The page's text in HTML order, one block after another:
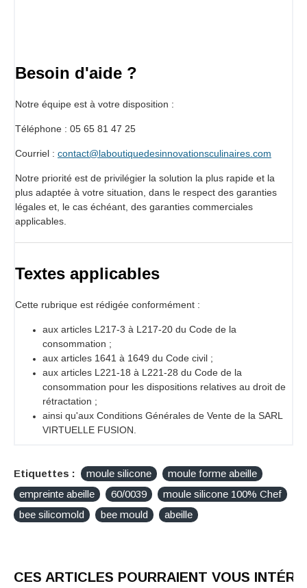
Besoin d'aide ?
Notre équipe est à votre disposition :
Téléphone : 05 65 81 47 25
Courriel : contact@laboutiquedesinnovationsculinaires.com
Notre priorité est de privilégier la solution la plus rapide et la
plus adaptée à votre situation, dans le respect des garanties
légales et, le cas échéant, des garanties commerciales
applicables.
Textes applicables
Cette rubrique est rédigée conformément :
aux articles L217-3 à L217-20 du Code de la
consommation ;
aux articles 1641 à 1649 du Code civil ;
aux articles L221-18 à L221-28 du Code de la
consommation pour les dispositions relatives au droit de
rétractation ;
ainsi qu'aux Conditions Générales de Vente de la SARL
VIRTUELLE FUSION.
Etiquettes : moule silicone
moule forme abeille
empreinte abeille
60/0039
moule silicone 100% Chef
bee silicomold
bee mould abeille
CES ARTICLES POURRAIENT VOUS